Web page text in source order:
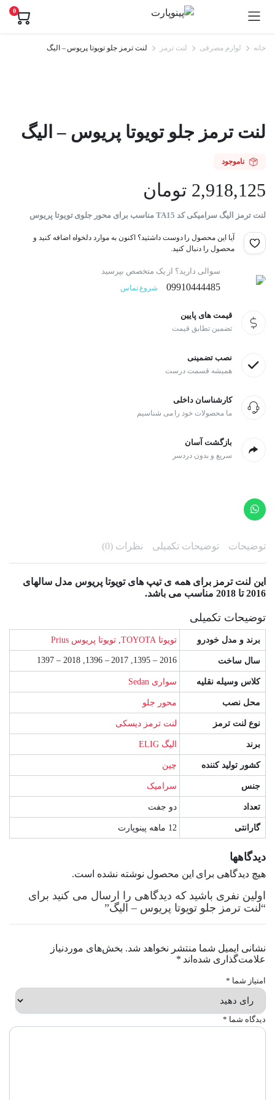
0
خانه لوازم مصرفی لنت ترمز لنت ترمز جلو تویوتا پریوس – الیگ
لنت ترمز جلو تویوتا پریوس – الیگ
ناموجود
2,918,125 تومان
لنت ترمز الیگ سرامیکی کد TA15 مناسب برای محور جلوی تویوتا پریوس
آیا این محصول را دوست داشتید؟ اکنون به موارد دلخواه اضافه کنید و
محصول را دنبال کنید.
سوالی دارید؟ از یک متخصص بپرسید
09910444485 شروع تماس
قیمت های پایین
تضمین تطابق قیمت
نصب تضمینی
همیشه قسمت درست
کارشناسان داخلی
ما محصولات خود را می شناسیم
بازگشت آسان
سریع و بدون دردسر
توضیحات توضیحات تکمیلی نظرات (0)
این لنت ترمز برای همه ی تیپ های تویوتا پریوس مدل سالهای
2016 تا 2018 مناسب می باشد.
توضیحات تکمیلی
برند و مدل خودرو تویوتا TOYOTA , تویوتا پریوس Prius
سال ساخت 2016 – 1395, 2017 – 1396, 2018 – 1397
کلاس وسیله نقلیه سواری Sedan
محل نصب محور جلو
نوع لنت ترمز لنت ترمز دیسکی
برند الیگ ELIG
کشور تولید کننده چین
جنس سرامیک
تعداد دو جفت
گارانتی 12 ماهه پینوپارت
دیدگاهها
هیچ دیدگاهی برای این محصول نوشته نشده است.
اولین نفری باشید که دیدگاهی را ارسال می کنید برای
“لنت ترمز جلو تویوتا پریوس – الیگ”
نشانی ایمیل شما منتشر نخواهد شد. بخش‌های موردنیاز
علامت‌گذاری شده‌اند *
امتیاز شما *
دیدگاه شما *